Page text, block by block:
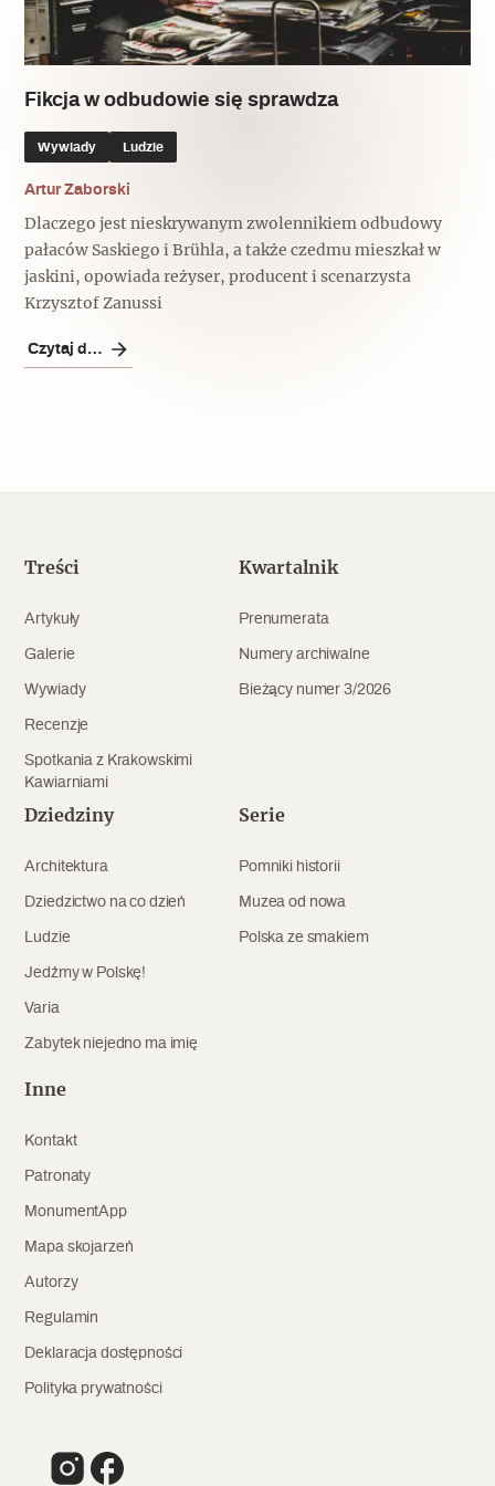
Kruchość rzeczy
Wywiady
Popularne
Dolnośląski Indiana Jones
Ludzie
Popularne
Wskazówki idą w dobrą stronę
Varia
Popularne
Popularne
Niewykonalne? Nie dla Wawelu
Świat
Popularne
Biskupin - rezerwat archeologiczny
Muzea od nowa
Popularne
Jak to działa? Czyli nowa odsłona
Narodowego Muzeum Techniki
Polska ze smakiem
Zobacz również
Patronaty
MonumentApp
Mapa skojarzeń
Krakowskie Kawiarnie
Fikcja w odbudowie się sprawdza
Wywiady Ludzie
Artur Zaborski
Dlaczego jest nieskrywanym zwolennikiem odbudowy
pałaców Saskiego i Brühla, a także czedmu mieszkał w
jaskini, opowiada reżyser, producent i scenarzysta
Krzysztof Zanussi
Czytaj dalej
Treści
Artykuły
Galerie
Wywiady
Recenzje
Spotkania z Krakowskimi
Kawiarniami
Kwartalnik
Prenumerata
Numery archiwalne
Bieżący numer 3/2026
Dziedziny
Architektura
Dziedzictwo na co dzień
Ludzie
Jedźmy w Polskę!
Varia
Zabytek niejedno ma imię
Serie
Pomniki historii
Muzea od nowa
Polska ze smakiem
Inne
Kontakt
Patronaty
MonumentApp
Mapa skojarzeń
Autorzy
Regulamin
Deklaracja dostępności
Polityka prywatności